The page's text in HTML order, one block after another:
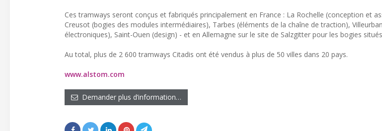
Ces tramways seront conçus et fabriqués principalement en France : La Rochelle (conception et
Creusot (bogies des modules intermédiaires), Tarbes (éléments de la chaîne de traction),
électroniques), Saint-Ouen (design) - et en Allemagne sur le site de Salzgitter pour les bogies
Au total, plus de 2 600 tramways Citadis ont été vendus à plus de 50 villes dans 20 pays.
www.alstom.com
Demander plus d’information…